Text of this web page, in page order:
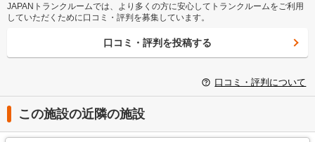
JAPANトランクルームでは、より多くの方に安心してトランクルームをご利用
していただくために口コミ・評判を募集しています。
口コミ・評判を投稿する
口コミ・評判について
この施設の近隣の施設